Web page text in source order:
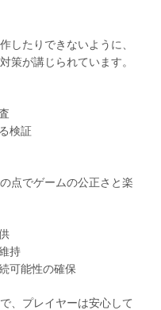
したりできないように、
策が講じられています。
検証
点でゲームの公正さと楽
持
可能性の確保
、プレイヤーは安心して